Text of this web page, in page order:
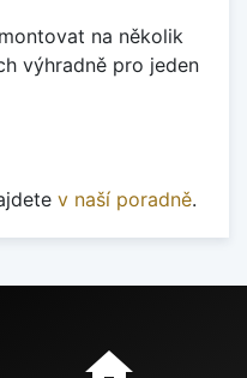
na několik
výhradně pro jeden
v naší poradně.